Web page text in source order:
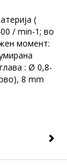
(
/ min-1; во
момент:
: Ø 0,8-
8 mm